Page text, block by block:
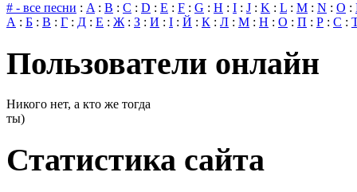
# - все песни : A: B : C : D : E : F : G : H : I : J : K : L : M : N : O :
А : Б : В : Г : Д : Е : Ж: З : И : І : Й : К : Л : М : Н : О : П : Р : С :
Пользователи онлайн
Никого нет, а кто же тогда
ты)
Статистика сайта